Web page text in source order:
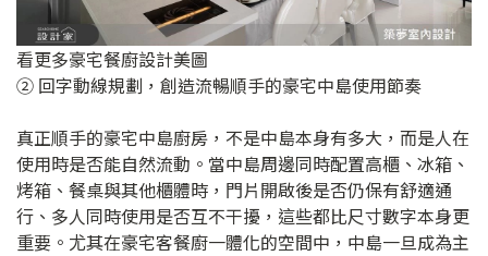
看更多豪宅餐廚設計美圖
② 回字動線規劃，創造流暢順手的豪宅中島使用節奏
真正順手的豪宅中島廚房，不是中島本身有多大，而是人在
使用時是否能自然流動。當中島周邊同時配置高櫃、冰箱、
烤箱、餐桌與其他櫃體時，門片開啟後是否仍保有舒適通
行、多人同時使用是否互不干擾，這些都比尺寸數字本身更
重要。尤其在豪宅客餐廚一體化的空間中，中島一旦成為主